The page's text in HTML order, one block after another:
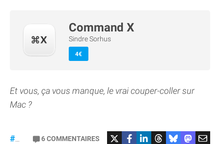
Command X
Sindre Sorhus
4€
Et vous, ça vous manque, le vrai couper-coller sur
Mac ?
#macOS 6COMMENTAIRES